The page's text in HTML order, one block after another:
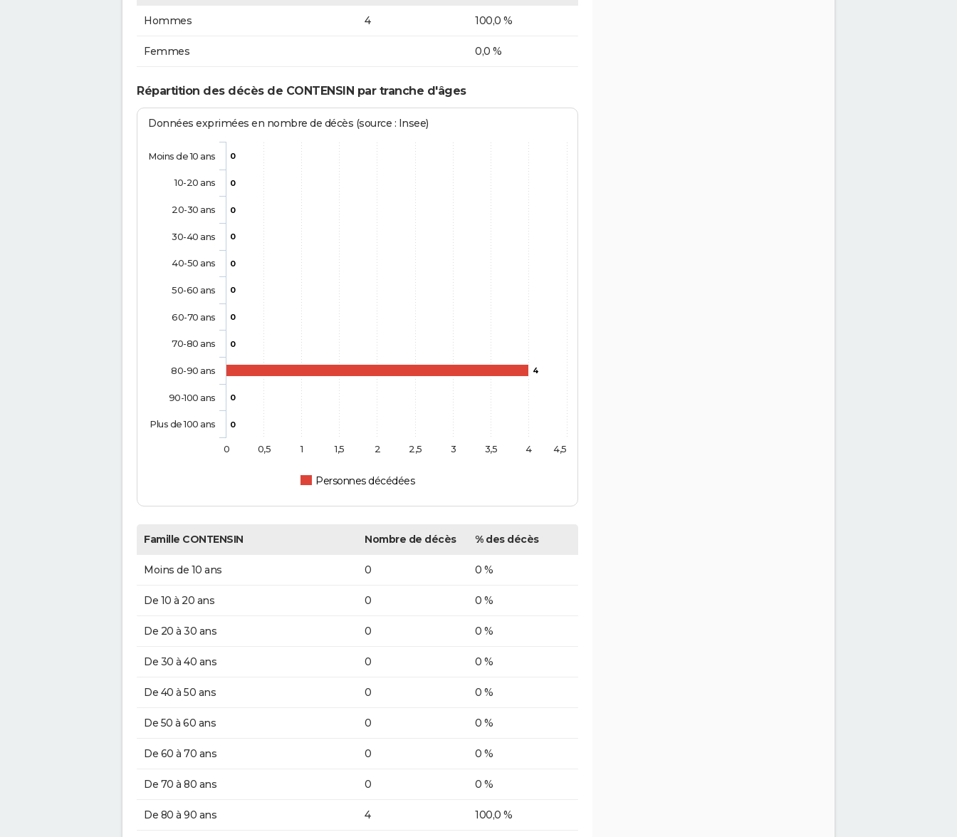
Hommes 4 100,0 %
Femmes 0,0 %
Répartition des décès de CONTENSIN par tranche d'âges
Données exprimées en nombre de décès (source : Insee)
0
0
0
0
0
0
0
0
4
0
0
Personnes décédées
Moins de 10 ans
10-20 ans
20-30 ans
30-40 ans
40-50 ans
50-60 ans
60-70 ans
70-80 ans
80-90 ans
90-100 ans
Plus de 100 ans
0 0,5 1 1,5 2 2,5 3 3,5 4 4,5
Famille CONTENSIN Nombre de décès % des décès
Moins de 10 ans 0 0 %
De 10 à 20 ans 0 0 %
De 20 à 30 ans 0 0 %
De 30 à 40 ans 0 0 %
De 40 à 50 ans 0 0 %
De 50 à 60 ans 0 0 %
De 60 à 70 ans 0 0 %
De 70 à 80 ans 0 0 %
De 80 à 90 ans 4 100,0 %